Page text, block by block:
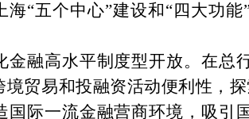
海“五个中心”建设和“四大功
金融高水平制度型开放。在总
境贸易和投融资活动便利性，
国际一流金融营商环境，吸引